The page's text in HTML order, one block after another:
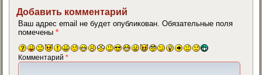
Добавить комментарий
Ваш адрес email не будет опубликован. Обязательные поля
помечены*
Комментарий*